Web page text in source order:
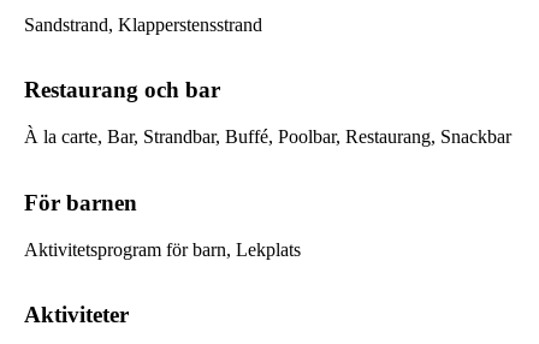
Sandstrand, Klapperstensstrand
Restaurang och bar
À la carte, Bar, Strandbar, Buffé, Poolbar, Restaurang, Snackbar
För barnen
Aktivitetsprogram för barn, Lekplats
Aktiviteter